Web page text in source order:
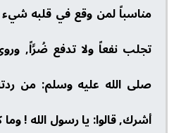
مناسباً لمن وقع في قلبه شيء
تجلب نفعاً ولا تدفع ضُرَّاً,
صلى الله عليه وسلم: من
أشرك, قالوا: يا رسول الله !